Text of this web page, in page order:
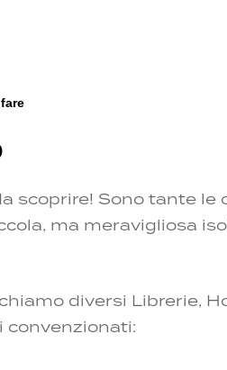
scoprire! Sono tante le
ma meravigliosa
diversi Librerie,
convenzionati: